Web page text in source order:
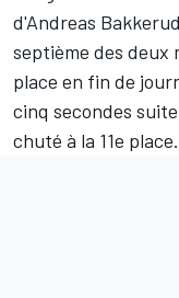
d'Andreas
septième des deux
place en fin de
cinq secondes
chuté à la 11e place.